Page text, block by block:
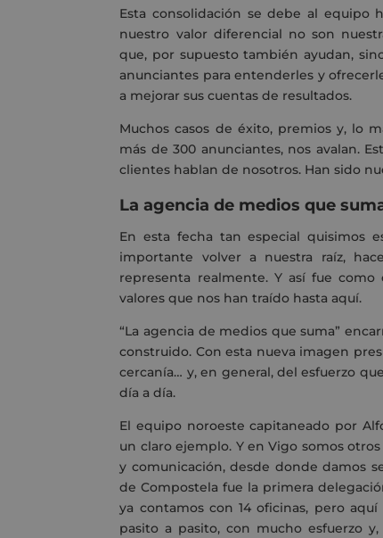
Esta consolidación se debe al
nuestro valor diferencial no son
que, por supuesto también ayudan,
anunciantes para entenderles y
a mejorar sus cuentas de resultados.
Muchos casos de éxito, premios y, lo
más de 300 anunciantes, nos avalan.
clientes hablan de nosotros. Han sido
La agencia de medios que
En esta fecha tan especial quisimos
importante volver a nuestra raíz,
representa realmente. Y así fue
valores que nos han traído hasta aquí.
“La agencia de medios que suma”
construido. Con esta nueva imagen
cercanía… y, en general, del esfuerzo
día a día.
El equipo noroeste capitaneado por
un claro ejemplo. Y en Vigo somos
y comunicación, desde donde damos
de Compostela fue la primera
ya contamos con 14 oficinas, pero
pasito a pasito, con mucho esfuerzo